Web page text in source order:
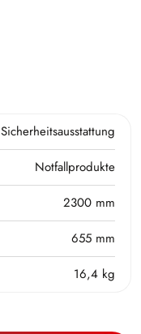
Sicherheitsausstattung
Notfallprodukte
2300 mm
655 mm
16,4 kg